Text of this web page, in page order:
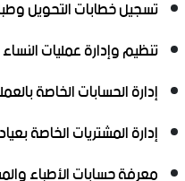
تسجيل خطابات التحويل
تنظيم وإدارة عمليات النساء
إدارة الحسابات الخاصة
إدارة المشتريات الخاصة